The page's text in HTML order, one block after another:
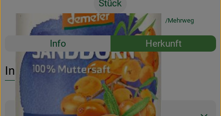
Stück
#50281 5,99 €/ Stück 18,15 € / l 19% MwSt Mehrweg
Rezepte
Info Herkunft
Entdecke passende RezepteEs wurden
Info